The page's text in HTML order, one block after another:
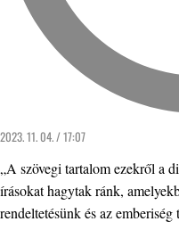
2023. 11. 04. / 17:07
„A szövegi tartalom ezekről a
írásokat hagytak ránk,
rendeltetésünk és az emberiség